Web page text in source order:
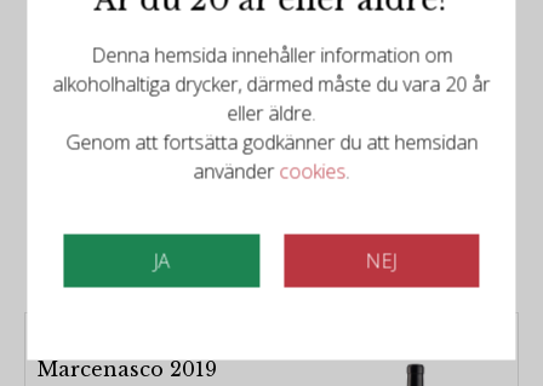
Det finns mer att upptäcka
Relaterade produkter
Marcenasco 2019
Denna hemsida innehåller information om
alkoholhaltiga drycker, därmed måste du vara 20 år
eller äldre.
Genom att fortsätta godkänner du att hemsidan
användercookies.
JA NEJ